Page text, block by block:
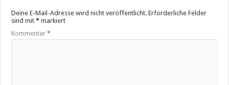
Deine E-Mail-Adresse wird nicht veröffentlicht. Erforderliche Felder
sind mit* markiert
Kommentar*